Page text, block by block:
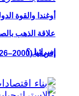
أوغندا والقوة
إسرائيل؟
علاقة الذهب
إفريقيا (2000–2026)